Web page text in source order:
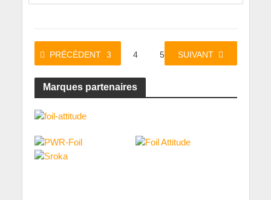
PRÉCÉDENT
1 2 3 4 5 … 10
SUIVANT
Marques partenaires